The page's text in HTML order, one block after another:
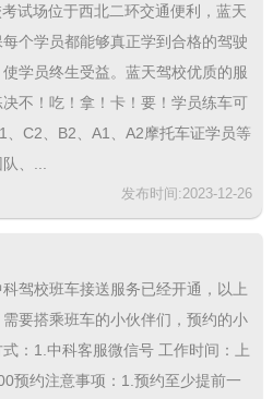
试场位于西北二环交通便利，蓝天
个学员都能够真正学到合格的驾驶
学员终生受益。蓝天驾校优质的服
不！吃！拿！卡！要！学员练车可
、C2、B2、A1、A2摩托车证学员等
、...
发布时间:2023-12-26
驾校班车接送服务已经开通，以上
要搭乘班车的小伙伴们，预约的小
：1.中科客服微信号 工作时间：上
预约注意事项：1.预约至少提前一